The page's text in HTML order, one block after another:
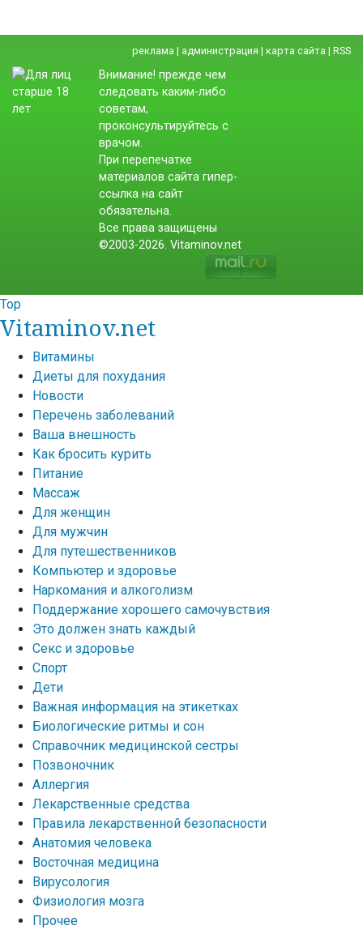
реклама | администрация | карта сайта | RSS
Внимание! прежде чем
следовать каким-либо
советам,
проконсультируйтесь с
врачом.
При перепечатке
материалов сайта гипер-
ссылка на сайт
обязательна.
Все права защищены
©2003-2026. Vitaminov.net
Top
Vitaminov.net
Витамины
Диеты для похудания
Новости
Перечень заболеваний
Ваша внешность
Как бросить курить
Питание
Массаж
Для женщин
Для мужчин
Для путешественников
Компьютер и здоровье
Наркомания и алкоголизм
Поддержание хорошего самочувствия
Это должен знать каждый
Секс и здоровье
Спорт
Дети
Важная информация на этикетках
Биологические ритмы и сон
Справочник медицинской сестры
Позвоночник
Аллергия
Лекарственные средства
Правила лекарственной безопасности
Aнатомия человека
Восточная медицина
Вирусология
Физиология мозга
Прочее